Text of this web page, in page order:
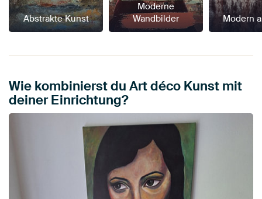
Abstrakte Kunst
Moderne
Wandbilder
Modern
Wie kombinierst du Art déco Kunst mit
deiner Einrichtung?